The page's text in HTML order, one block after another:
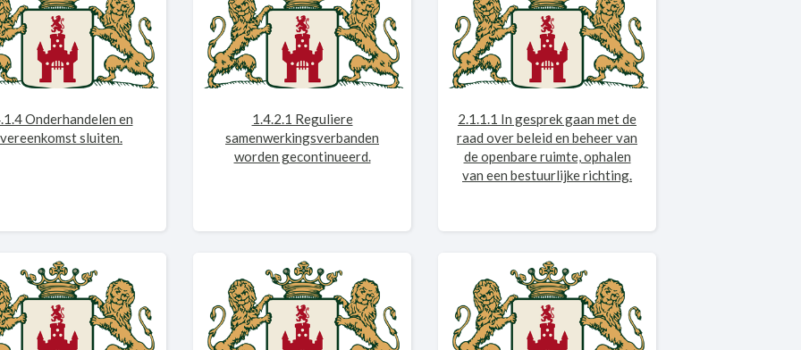
Onderhandelen en
sluiten.
1.4.2.1 Reguliere
samenwerkingsverbanden
worden gecontinueerd.
2.1.1.1 In gesprek gaan met de
raad over beleid en beheer van
de openbare ruimte, ophalen
van een bestuurlijke richting.